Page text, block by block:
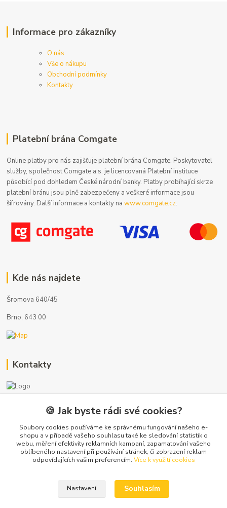
Informace pro zákazníky
O nás
Vše o nákupu
Obchodní podmínky
Kontakty
Platební brána Comgate
Online platby pro nás zajišťuje platební brána Comgate. Poskytovatel
služby, společnost Comgate a.s. je licencovaná Platební instituce
působící pod dohledem České národní banky. Platby probíhající skrze
platební bránu jsou plně zabezpečeny a veškeré informace jsou
šifrovány. Další informace a kontakty nawww.comgate.cz.
Kde nás najdete
Šromova 640/45
Brno, 643 00
Kontakty
+420 722 121 761
info@koupelny-eshop.com
🍪 Jak byste rádi své cookies?
Soubory cookies používáme ke správnému fungování našeho e-
shopu a v případě vašeho souhlasu také ke sledování statistik o
webu, měření efektivity reklamních kampaní, zapamatování vašeho
oblíbeného nastavení při používání stránek, či zobrazení reklam
odpovídajících vašim preferencím. Více k využití cookies
Nastavení Souhlasím